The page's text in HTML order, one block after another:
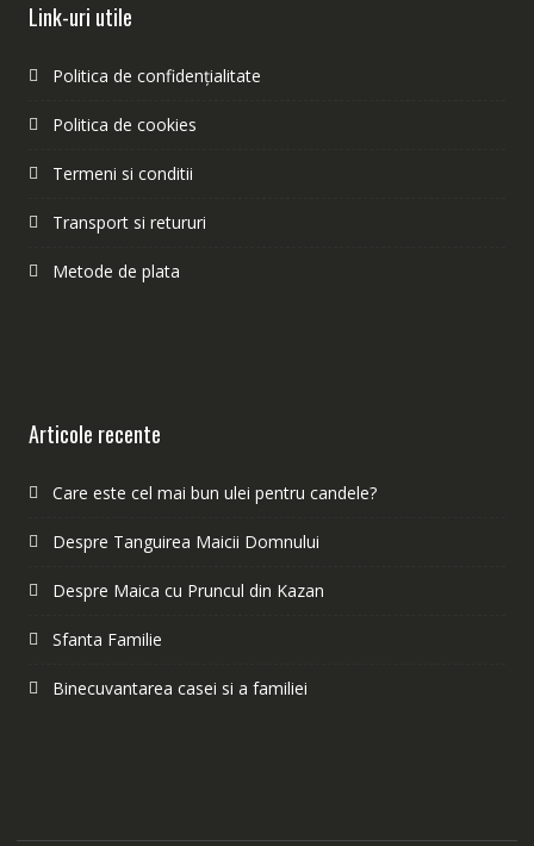
Link-uri utile
Politica de confidențialitate
Politica de cookies
Termeni si conditii
Transport si retururi
Metode de plata
Articole recente
Care este cel mai bun ulei pentru candele?
Despre Tanguirea Maicii Domnului
Despre Maica cu Pruncul din Kazan
Sfanta Familie
Binecuvantarea casei si a familiei